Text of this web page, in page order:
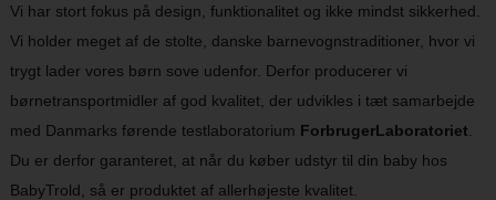
Vi har stort fokus på design, funktionalitet og ikke mindst sikkerhed.
Vi holder meget af de stolte, danske barnevognstraditioner, hvor vi
trygt lader vores børn sove udenfor. Derfor producerer vi
børnetransportmidler af god kvalitet, der udvikles i tæt samarbejde
med Danmarks førende testlaboratorium ForbrugerLaboratoriet
Du er derfor garanteret, at når du køber udstyr til din baby hos
BabyTrold, så er produktet af allerhøjeste kvalitet.